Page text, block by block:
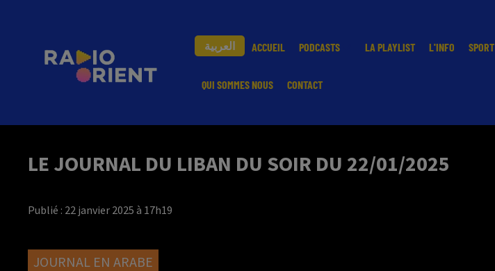
العربية ACCUEIL PODCASTS LA PLAYLIST L'INFO SPORT
QUI SOMMES NOUS CONTACT
LE JOURNAL DU LIBAN DU SOIR DU 22/01/2025
Publié : 22 janvier 2025 à 17h19
JOURNAL EN ARABE